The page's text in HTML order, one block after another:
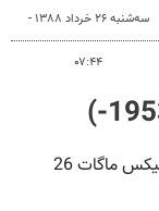
سه‌شنبه ۲۶ خرداد ۱۳۸۸ -
۰۷:۴۴
همشهری‌آنلاین - مریم دری منش: ولفگانگ فلیکس ماگات 26